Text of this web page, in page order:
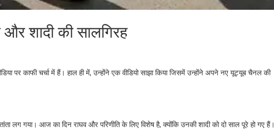
शादी की सालगिरह
पर काफी चर्चा में हैं। हाल ही में, उन्होंने एक वीडियो साझा किया जिसमें उन्होंने अपने नए यूट्यूब चैनल की
लग गया। आज का दिन राघव और परिणीति के लिए विशेष है, क्योंकि उनकी शादी को दो साल पूरे हो गए हैं।